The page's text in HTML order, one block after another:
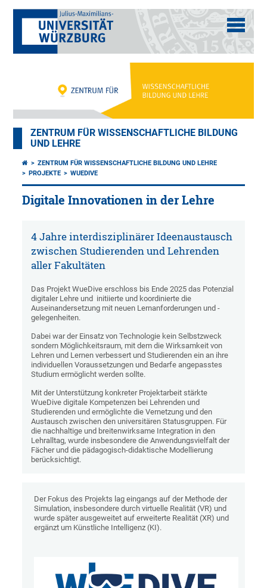
ZENTRUM FÜR WISSENSCHAFTLICHE BILDUNG
UND LEHRE
ZENTRUM FÜR WISSENSCHAFTLICHE BILDUNG UND LEHRE
PROJEKTE
WUEDIVE
Digitale Innovationen in der Lehre
4 Jahre interdisziplinärer Ideenaustausch
zwischen Studierenden und Lehrenden
aller Fakultäten
Das Projekt WueDive erschloss bis Ende 2025 das Potenzial
digitaler Lehre und initiierte und koordinierte die
Auseinandersetzung mit neuen Lernanforderungen und -
gelegenheiten.
Dabei war der Einsatz von Technologie kein Selbstzweck
sondern Möglichkeitsraum, mit dem die Wirksamkeit von
Lehren und Lernen verbessert und Studierenden ein an ihre
individuellen Voraussetzungen und Bedarfe angepasstes
Studium ermöglicht werden sollte.
Mit der Unterstützung konkreter Projektarbeit stärkte
WueDive digitale Kompetenzen bei Lehrenden und
Studierenden und ermöglichte die Vernetzung und den
Austausch zwischen den universitären Statusgruppen. Für
die nachhaltige und breitenwirksame Integration in den
Lehralltag, wurde insbesondere die Anwendungsvielfalt der
Fächer und die pädagogisch-didaktische Modellierung
berücksichtigt.
Der Fokus des Projekts lag eingangs auf der Methode der
Simulation, insbesondere durch virtuelle Realität (VR) und
wurde später ausgeweitet auf erweiterte Realität (XR) und
ergänzt um Künstliche Intelligenz (KI).